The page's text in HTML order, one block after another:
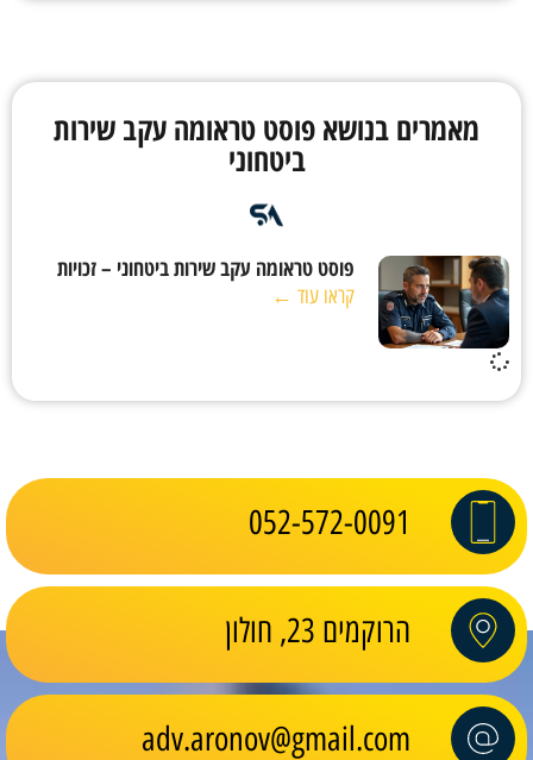
מאמרים בנושא פוסט טראומה עקב שירות
ביטחוני
פוסט טראומה עקב שירות ביטחוני – זכויות
קראו עוד ←
052-572-0091
הרוקמים 23, חולון
adv.aronov@gmail.com